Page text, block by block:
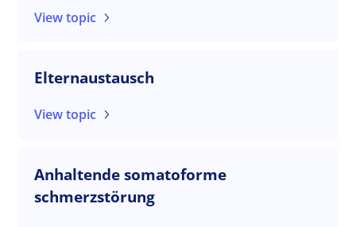
View topic
Elternaustausch
View topic
Anhaltende somatoforme
schmerzstörung